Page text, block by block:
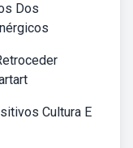
Dos
Cultura E